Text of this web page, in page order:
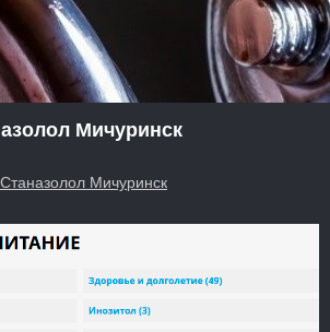
Мичуринск
Мичуринск